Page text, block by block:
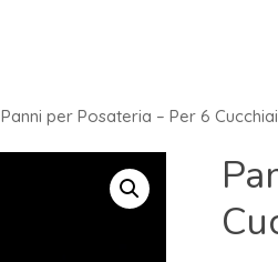
Panni per Posateria – Per 6